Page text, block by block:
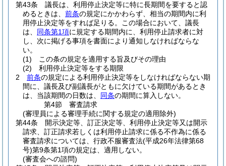
第43条
議長は、利用停止決定等に特に長期間を要すると認
めるときは、 前条の規定にかかわらず、相当の期間内に利
用停止決定等をすれば足りる。
この場合において、議長
は、 同条第1項に規定する期間内に、利用停止請求者に対
し、次に掲げる事項を書面により通知しなければならな
い。
(1)
この条の規定を適用する旨及びその理由
(2)
利用停止決定等をする期限
2
前条の規定による利用停止決定等をしなければならない期
間に、議長及び副議長がともに欠けている期間があるとき
は、当該期間の日数は、 同条の期間に算入しない。
第4節
審査請求
(審理員による審理手続に関する規定の適用除外)
第44条
開示決定等、訂正決定等、利用停止決定等又は開示
請求、訂正請求若しくは利用停止請求に係る不作為に係る
審査請求については、行政不服審査法(平成26年法律第68
号)第9条第1項の規定は、適用しない。
(審査会への諮問)